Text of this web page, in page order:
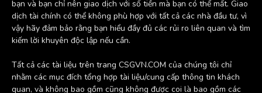
bạn và bạn chỉ nên giao dịch với số tiền mà bạn có thể mất. Giao
dịch tài chính có thể không phù hợp với tất cả các nhà đầu tư, vì
vậy hãy đảm bảo rằng bạn hiểu đầy đủ các rủi ro liên quan và tìm
kiếm lời khuyên độc lập nếu cần.
Tất cả các tài liệu trên trang CSGVN.COM của chúng tôi chỉ
nhằm các mục đích tổng hợp tài liệu/cung cấp thông tin khách
quan, và không bao gồm cũng không được coi là bao gồm các